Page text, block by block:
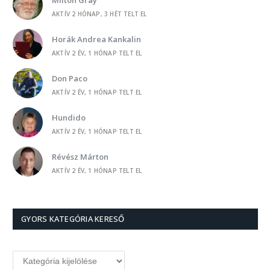
HORÁK ANDREA KANKALIN
Árva Marci
HORÁK ANDREA KANKALIN
A mi kertünk
NAPFENY-
Hoztam egy szál ibolyát
TÓTH LÁSZLÓNÉ RITA -
Tárgyalás
TÓTH LÁSZLÓNÉ RITA -
Nincs másunk, mint hogy szeressünk!
BARANYI IMRE-
Vakhitűn
AKTÍV 2 HÓNAP, 3 HÉT TELT EL
Horák Andrea Kankalin
AKTÍV 2 ÉV, 1 HÓNAP TELT EL
Don Paco
AKTÍV 2 ÉV, 1 HÓNAP TELT EL
Hundido
AKTÍV 2 ÉV, 1 HÓNAP TELT EL
Révész Márton
AKTÍV 2 ÉV, 1 HÓNAP TELT EL
AKTÍV 2 ÉV, 1 HÓNAP TELT EL
AKTÍV 2 ÉV, 1 HÓNAP TELT EL
GYORS KATEGÓRIA KERESŐ